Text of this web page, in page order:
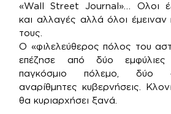
«Wall Street Journal»… Ολοι
και αλλαγές αλλά όλοι έμειναν
τους.
Ο «φιλελεύθερος πόλος του
επέζησε από δύο εμφύλιες
παγκόσμιο πόλεμο, δύο
αναρίθμητες κυβερνήσεις.
θα κυριαρχήσει ξανά.